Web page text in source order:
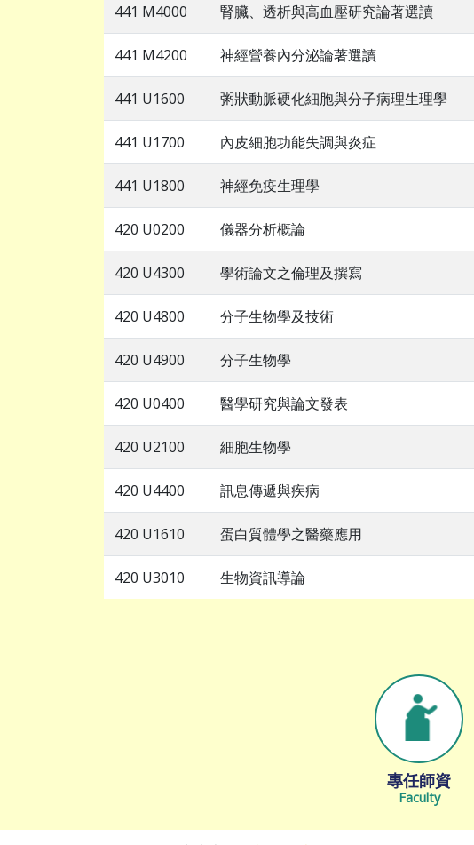
441 M4000 腎臟、透析與高血壓研究論著選讀
441 M4200 神經營養內分泌論著選讀
441 U1600 粥狀動脈硬化細胞與分子病理生理學
441 U1700 內皮細胞功能失調與炎症
441 U1800 神經免疫生理學
420 U0200 儀器分析概論
420 U4300 學術論文之倫理及撰寫
420 U4800 分子生物學及技術
420 U4900 分子生物學
420 U0400 醫學研究與論文發表
420 U2100 細胞生物學
420 U4400 訊息傳遞與疾病
420 U1610 蛋白質體學之醫藥應用
420 U3010 生物資訊導論
專任師資
Faculty